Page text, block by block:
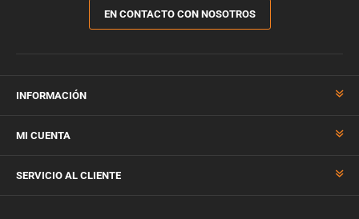
EN CONTACTO CON NOSOTROS
INFORMACIÓN
MI CUENTA
SERVICIO AL CLIENTE